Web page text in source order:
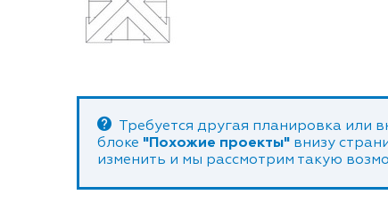
Требуется другая планировка или
блоке "Похожие проекты" внизу
изменить и мы рассмотрим такую